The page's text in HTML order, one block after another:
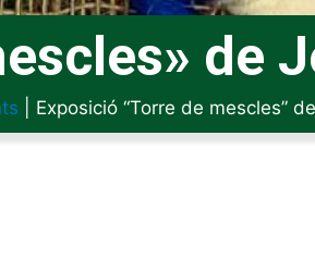
de
Exposició “Torre de mescles”